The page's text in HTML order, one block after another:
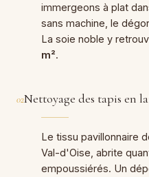
immergeons à plat
sans machine, le
La soie noble y
m².
02Nettoyage des tapis en
Le tissu pavillonnaire
Val-d'Oise, abrite
empoussiérés. Un